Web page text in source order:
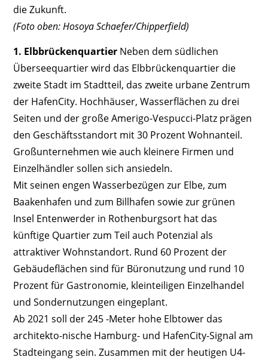
die Zukunft.
(Foto oben: Hosoya Schaefer/Chipperfield)
1. Elbbrückenquartier Neben dem südlichen
Überseequartier wird das Elbbrückenquartier die
zweite Stadt im Stadtteil, das zweite urbane Zentrum
der HafenCity. Hochhäuser, Wasserflächen zu drei
Seiten und der große Amerigo-Vespucci-Platz prägen
den Geschäftsstandort mit 30 Prozent Wohnanteil.
Großunternehmen wie auch kleinere Firmen und
Einzelhändler sollen sich ansiedeln.
Mit seinen engen Wasserbezügen zur Elbe, zum
Baakenhafen und zum Billhafen sowie zur grünen
Insel Entenwerder in Rothenburgsort hat das
künftige Quartier zum Teil auch Potenzial als
attraktiver Wohnstandort. Rund 60 Prozent der
Gebäudeflächen sind für Büronutzung und rund 10
Prozent für Gastronomie, kleinteiligen Einzelhandel
und Sondernutzungen eingeplant.
Ab 2021 soll der 245 -Meter hohe Elbtower das
architekto-nische Hamburg- und HafenCity-Signal am
Stadteingang sein. Zusammen mit der heutigen U4-